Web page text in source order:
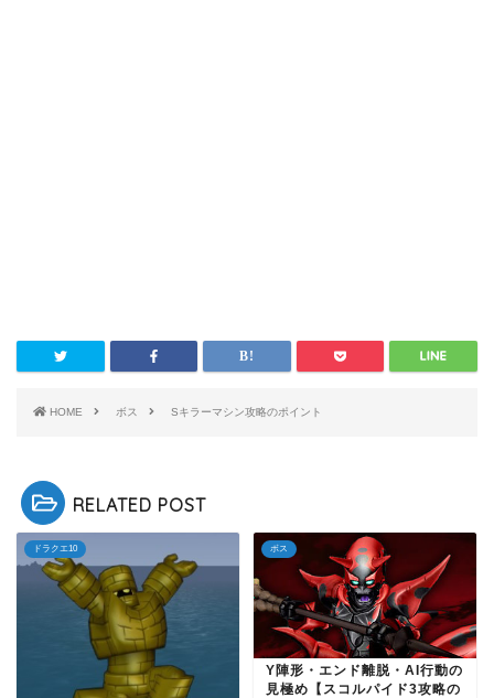
HOME ボス Sキラーマシン攻略のポイント
RELATED POST
ドラクエ10 ボス
Y陣形・エンド離脱・AI行動の
見極め【スコルパイド3攻略の